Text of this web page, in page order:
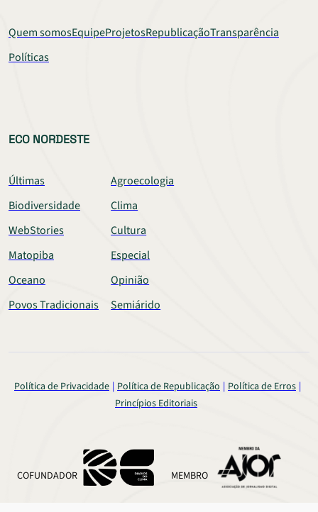
Quem somosEquipeProjetosRepublicaçãoTransparência
Políticas
ECO NORDESTE
Últimas
Agroecologia
Biodiversidade
Clima
WebStories
Cultura
Matopiba
Especial
Oceano
Opinião
Povos Tradicionais
Semiárido
Política de Privacidade Política de Republicação Política de Erros
Princípios Editoriais
COFUNDADOR MEMBRO